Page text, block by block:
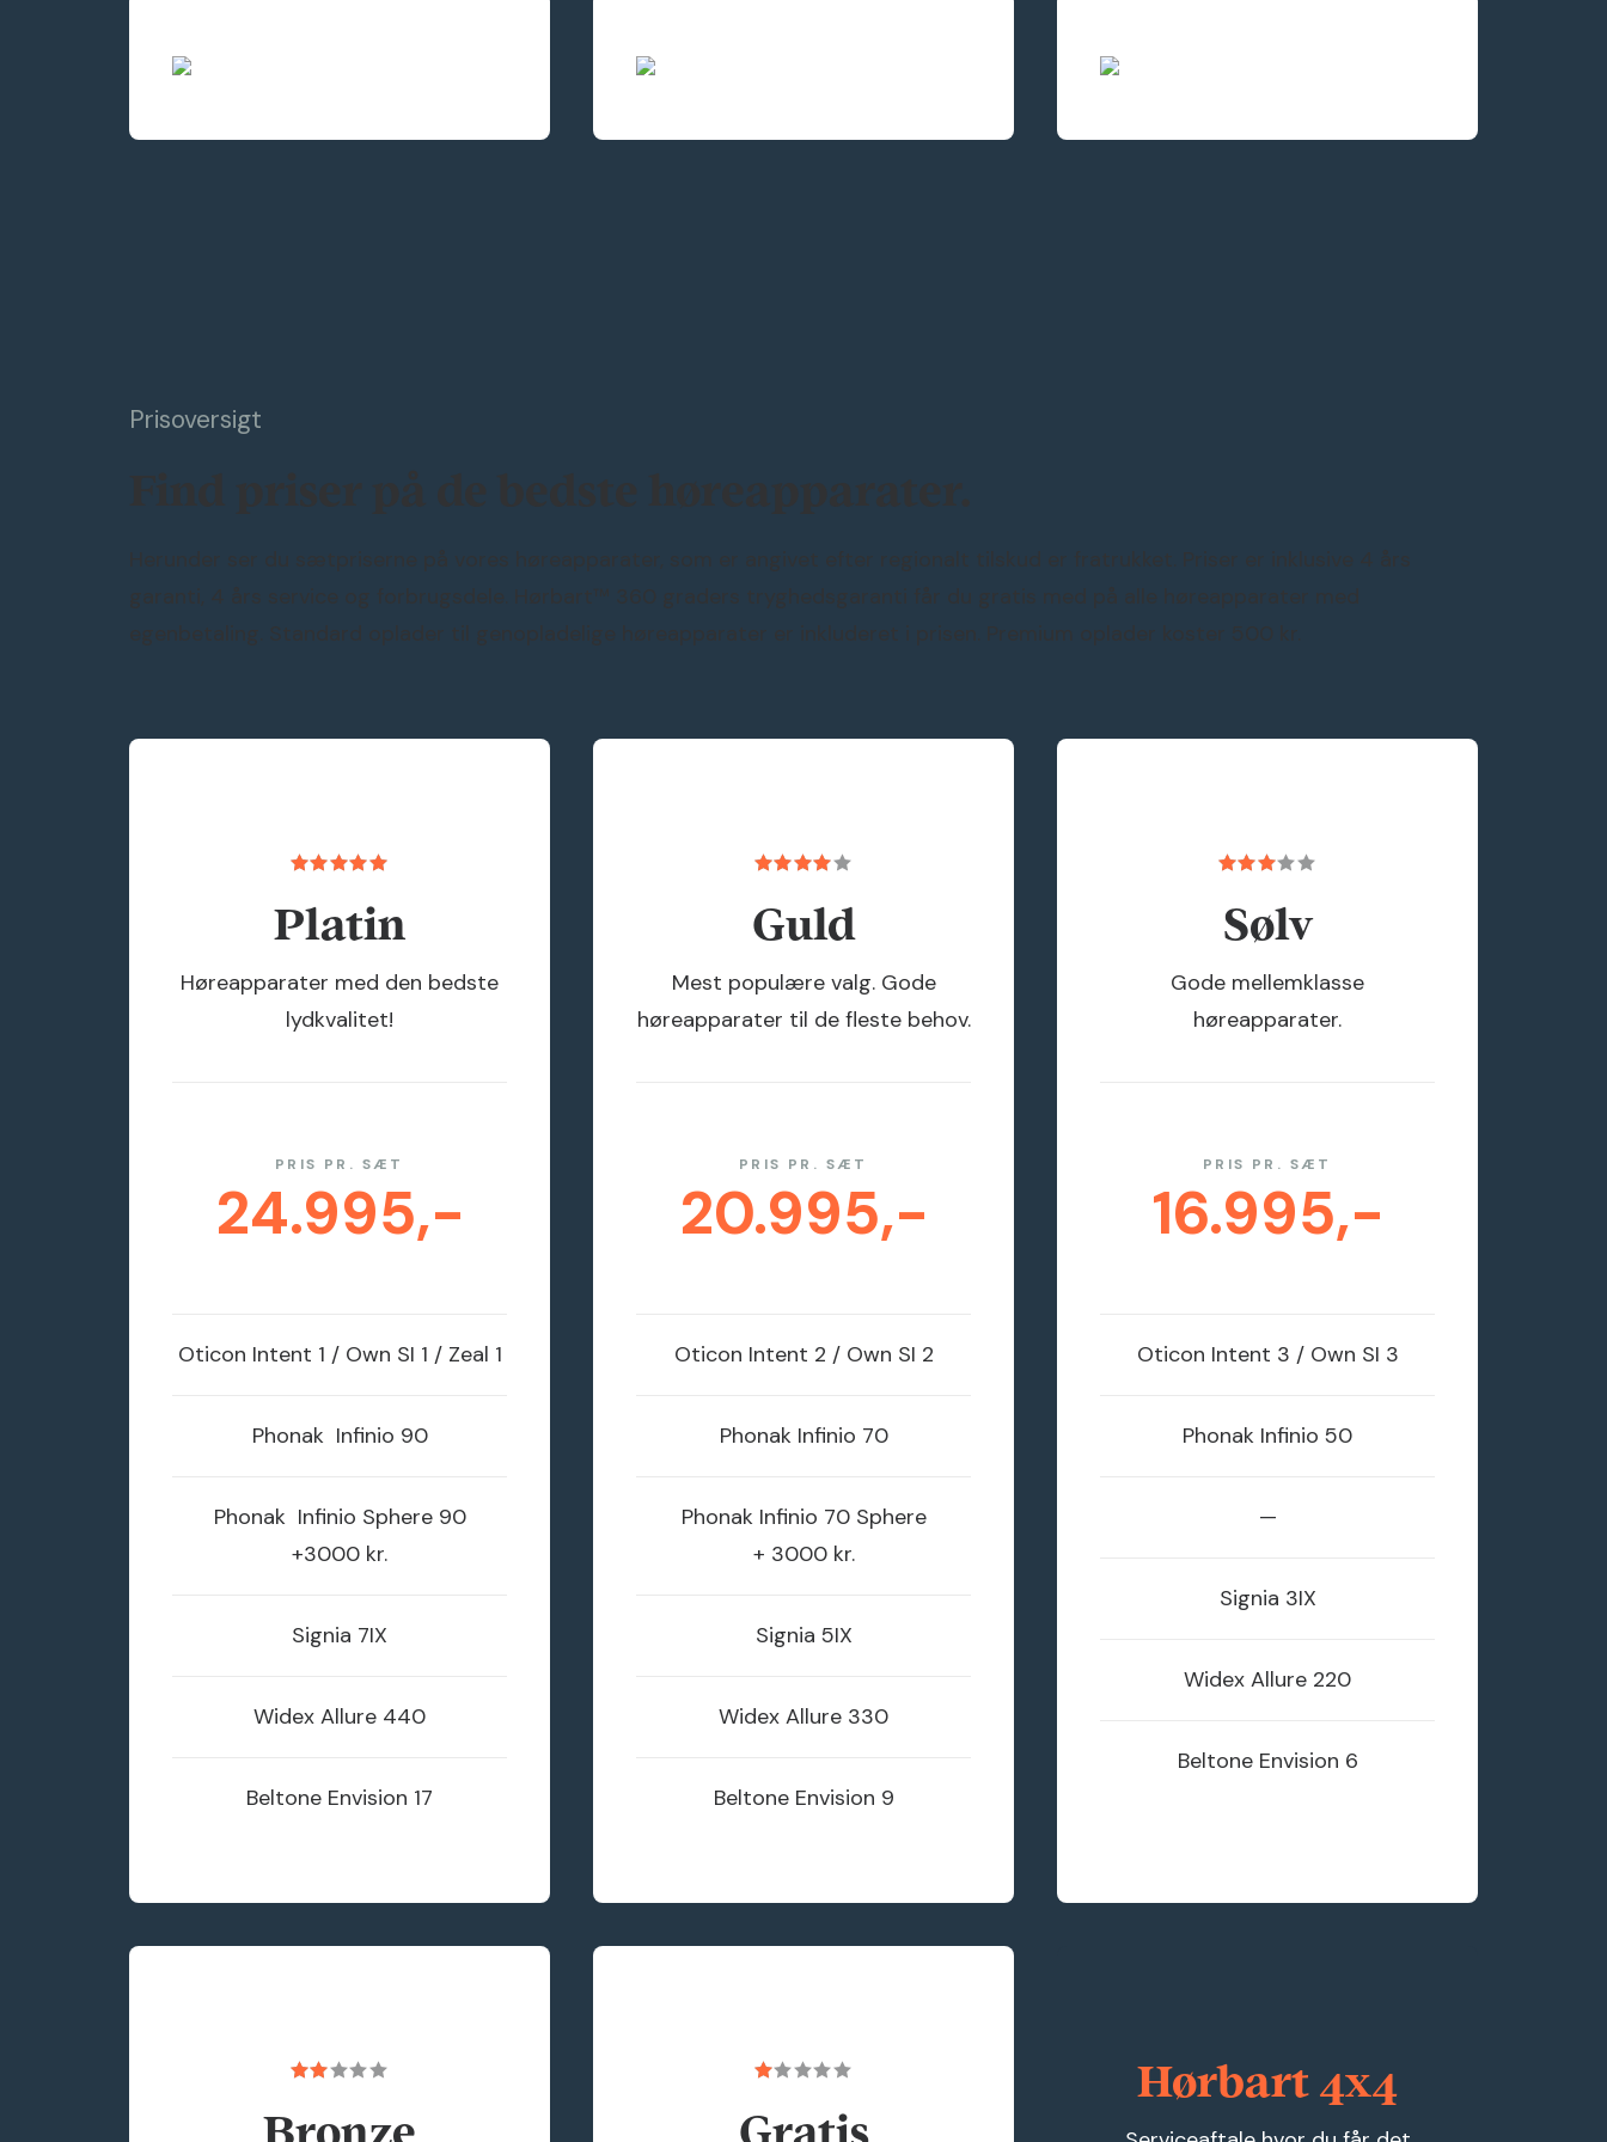
Prisoversigt
Platin
Høreapparater med den bedste
lydkvalitet!
PRIS PR. SÆT
24.995,-
Oticon Intent 1 / Own SI 1 / Zeal 1
Phonak Infinio 90
Phonak Infinio Sphere 90
+3000 kr.
Signia 7IX
Widex Allure 440
Beltone Envision 17
Guld
Mest populære valg. Gode
høreapparater til de fleste behov.
PRIS PR. SÆT
20.995,-
Oticon Intent 2 / Own SI 2
PhonakInfinio 70
PhonakInfinio 70 Sphere
+ 3000 kr.
Signia 5IX
Widex Allure 330
BeltoneEnvision 9
Sølv
Gode mellemklasse
høreapparater.
PRIS PR. SÆT
16.995,-
Oticon Intent 3 / Own SI 3
Phonak Infinio 50
—
Signia 3IX
Widex Allure 220
BeltoneEnvision 6
Bronze Gratis
Hørbart 4x4